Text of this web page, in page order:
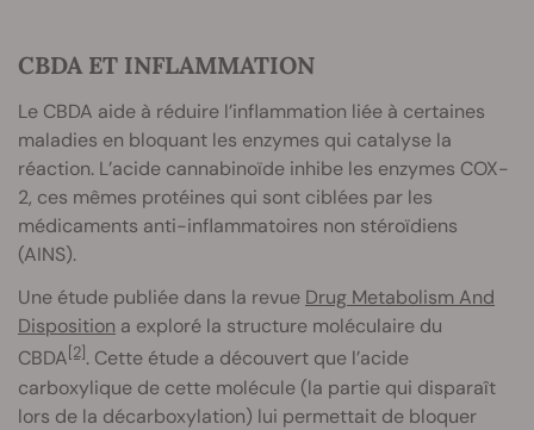
CBDA ET INFLAMMATION
Le CBDA aide à réduire l’inflammation liée à certaines
maladies en bloquant les enzymes qui catalyse la
réaction. L’acide cannabinoïde inhibe les enzymes COX-
2, ces mêmes protéines qui sont ciblées par les
médicaments anti-inflammatoires non stéroïdiens
(AINS).
Une étude publiée dans la revue Drug Metabolism And
Disposition a exploré la structure moléculaire du
CBDA[2]. Cette étude a découvert que l’acide
carboxylique de cette molécule (la partie qui disparaît
lors de la décarboxylation) lui permettait de bloquer